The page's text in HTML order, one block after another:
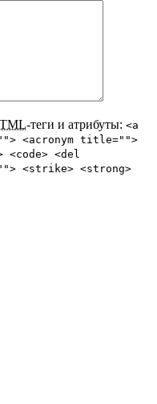
-теги и атрибуты: <a
<acronym title="">
<del
<strike> <strong>